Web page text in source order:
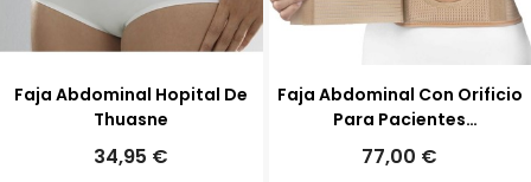
Faja Abdominal Hopital De
Thuasne
34,95 €
Faja Abdominal Con Orificio
Para Pacientes
Ostomizados
77,00 €